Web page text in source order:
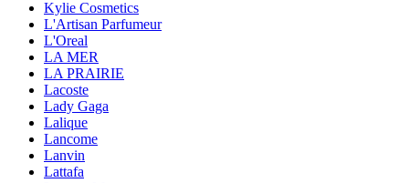
Kylie Cosmetics
L'Artisan Parfumeur
L'Oreal
LA MER
LA PRAIRIE
Lacoste
Lady Gaga
Lalique
Lancome
Lanvin
Lattafa